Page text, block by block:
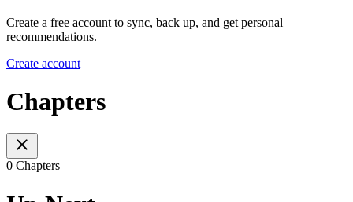
Create a free account to sync, back up, and get personal
recommendations.
Create account
Chapters
0 Chapters